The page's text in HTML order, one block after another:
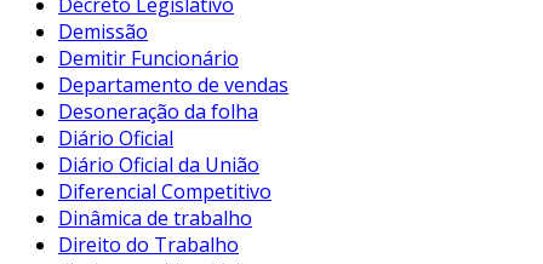
Demissão
Demitir Funcionário
Departamento de vendas
Desoneração da folha
Diário Oficial
Diário Oficial da União
Diferencial Competitivo
Dinâmica de trabalho
Direito do Trabalho